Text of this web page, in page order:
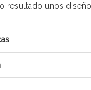
resultado unos